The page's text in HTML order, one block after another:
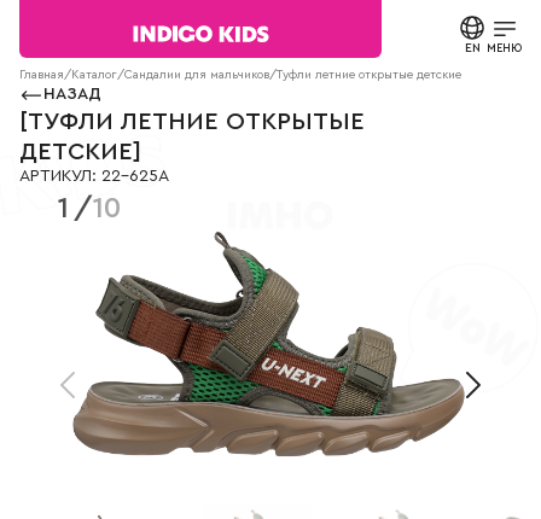
EN МЕНЮ
КАТАЛОГ
О БРЕНДЕ
СТАТЬИ
ПАРТНЕРАМ
МАГАЗИНЫ
сообщения
Согласие на
обработку
персональных
данных.
Политика
конфиденциальности
все
заполнению
СВЯЗАТЬСЯ С НАМИ
22-625A
Главная / Каталог/Сандалии для мальчиков/Туфли летние открытые детские
НАЗАД
ТУФЛИ ЛЕТНИЕ ОТКРЫТЫЕ
ДЕТСКИЕ
АРТИКУЛ : 22-625A
1 /10